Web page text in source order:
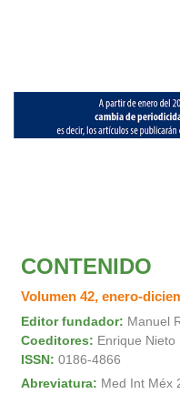
CONTENIDO
Volumen 42, enero-
Editor fundador: Manuel
Coeditores: Enrique
ISSN: 0186-4866
Abreviatura: Med Int Méx